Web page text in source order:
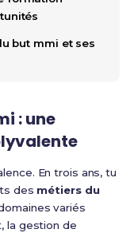
but mmi et ses
: une
En trois ans, tu
des métiers du
variés
la gestion de